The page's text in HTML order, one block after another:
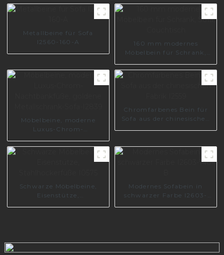
Metallbeine für Sofa
I2560-160-A
160 mm modernes
Möbelbein für Schrank,
Möbelbeine, moderne
Luxus-Chrom-
Metallschrank-Sofa-I2839
Chromfarbenes Bein für
Sofa aus der chinesischen
Schwarze Möbelbeine,
Eisenstütze,
Modernes Sofabein in
schwarzer Farbe I2603-